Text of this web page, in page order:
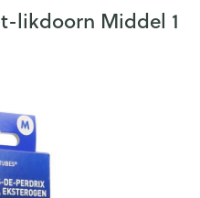
likdoorn Middel 1